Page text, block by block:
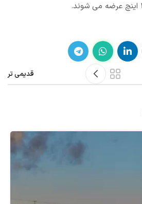
قدیمی تر